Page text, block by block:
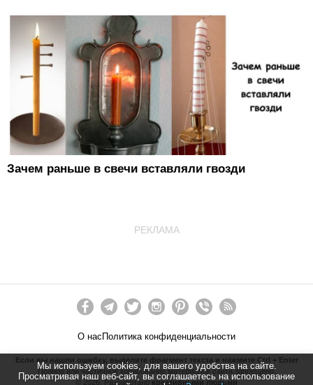
Мы используем cookies, для вашего удобства на сайте.
Просматривая наш веб-сайт, вы соглашаетесь на использование
Зачем раньше в свечи вставляли гвозди
РЕКЛАМА
О нас Политика конфиденциальности
Если вы нашли ошибку, выделите фрагмент текста и нажмите Ctrl + Enter
Полное или частичное копирование материалов сайта запрещено.
©2026 . Разработанокреативными людьми